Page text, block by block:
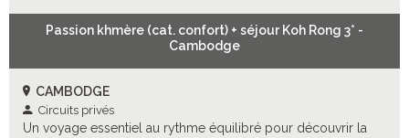
Passion khmère (cat. confort) + séjour Koh Rong 3* -
Cambodge
CAMBODGE
Circuits privés
Un voyage essentiel au rythme équilibré pour découvrir la